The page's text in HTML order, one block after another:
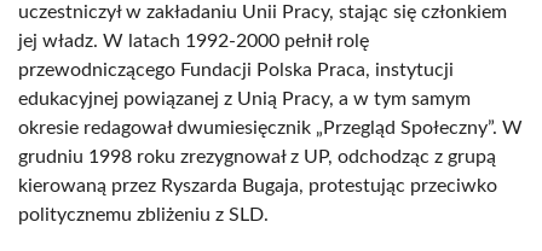
uczestniczył w zakładaniu Unii Pracy, stając się członkiem
jej władz. W latach 1992-2000 pełnił rolę
przewodniczącego Fundacji Polska Praca, instytucji
edukacyjnej powiązanej z Unią Pracy, a w tym samym
okresie redagował dwumiesięcznik „Przegląd Społeczny”. W
grudniu 1998 roku zrezygnował z UP, odchodząc z grupą
kierowaną przez Ryszarda Bugaja, protestując przeciwko
politycznemu zbliżeniu z SLD.